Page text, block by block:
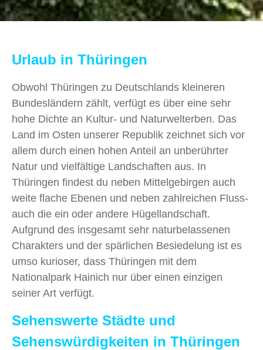
Urlaub in Thüringen
Obwohl Thüringen zu Deutschlands kleineren
Bundesländern zählt, verfügt es über eine sehr
hohe Dichte an Kultur- und Naturwelterben. Das
Land im Osten unserer Republik zeichnet sich vor
allem durch einen hohen Anteil an unberührter
Natur und vielfältige Landschaften aus. In
Thüringen findest du neben Mittelgebirgen auch
weite flache Ebenen und neben zahlreichen Fluss-
auch die ein oder andere Hügellandschaft.
Aufgrund des insgesamt sehr naturbelassenen
Charakters und der spärlichen Besiedelung ist es
umso kurioser, dass Thüringen mit dem
Nationalpark Hainich nur über einen einzigen
seiner Art verfügt.
Sehenswerte Städte und
Sehenswürdigkeiten in Thüringen